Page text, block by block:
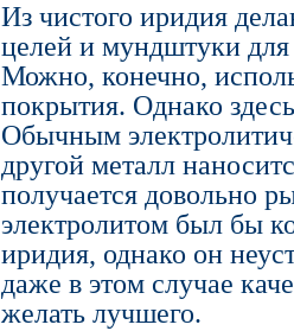
Из чистого иридия
целей и мундштуки для
Можно, конечно,
покрытия. Однако
Обычным
другой металл
получается довольно
электролитом был бы
иридия, однако он
даже в этом случае
желать лучшего.